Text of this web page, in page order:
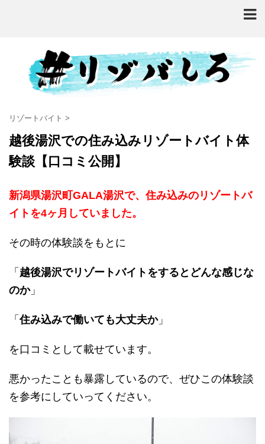
リゾートバイト >
越後湯沢での住み込みリゾートバイト体
験談【口コミ公開】
新潟県湯沢町GALA湯沢で、住み込みのリゾートバ
イトを4ヶ月していました。
その時の体験談をもとに
「 越後湯沢でリゾートバイトをするとどんな感じな
のか」
「住み込みで働いても大丈夫か」
を口コミとして載せています。
悪かったことも暴露しているので、ぜひこの体験談
を参考にしていってください。